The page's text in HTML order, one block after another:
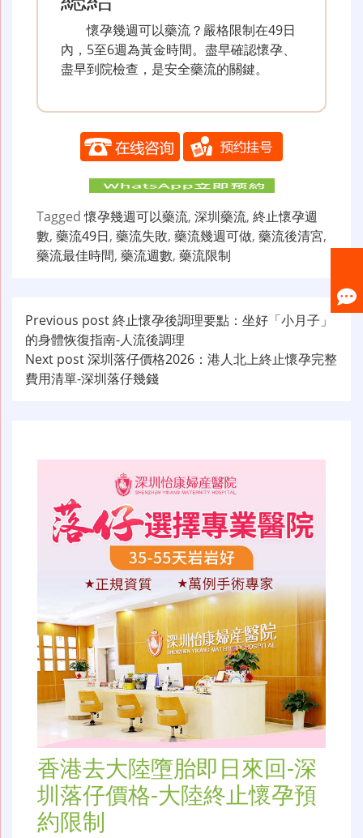
懷孕幾週可以藥流？嚴格限制在49日
內，5至6週為黃金時間。盡早確認懷孕、
盡早到院檢查，是安全藥流的關鍵。
Tagged懷孕幾週可以藥流, 深圳藥流, 終止懷孕週
數, 藥流49日, 藥流失敗, 藥流幾週可做, 藥流後清宮,
藥流最佳時間, 藥流週數, 藥流限制
文
章
导
Previous post終止懷孕後調理要點：坐好「小月子」
的身體恢復指南-人流後調理
Next post深圳落仔價格2026：港人北上終止懷孕完整
費用清單-深圳落仔幾錢
香港去大陸墮胎即日來回-深
圳落仔價格-大陸終止懷孕預
約限制